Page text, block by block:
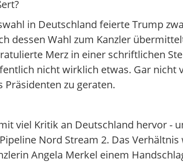
in Deutschland feierte Trump
dessen Wahl zum Kanzler
Merz in einer schriftlichen
nicht wirklich etwas. Gar nicht
Präsidenten zu geraten.
viel Kritik an Deutschland hervor -
Nord Stream 2. Das
Angela Merkel einem